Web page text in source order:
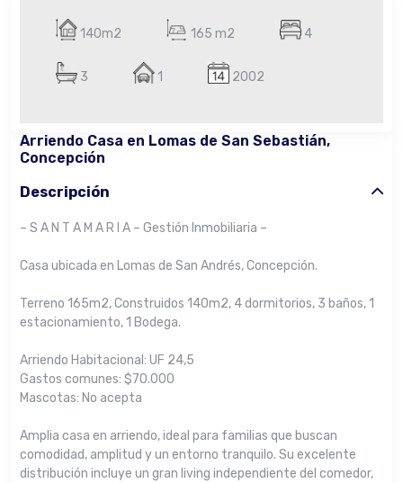
140m2 165 m2 4
3 1 2002
Arriendo Casa en Lomas de San Sebastián,
Concepción
Descripción
– S A N T A M A R I A – Gestión Inmobiliaria –
Casa ubicada en Lomas de San Andrés, Concepción.
Terreno 165m2, Construidos 140m2, 4 dormitorios, 3 baños, 1
estacionamiento, 1 Bodega.
Arriendo Habitacional: UF 24,5
Gastos comunes: $70.000
Mascotas: No acepta
Amplia casa en arriendo, ideal para familias que buscan
comodidad, amplitud y un entorno tranquilo. Su excelente
distribución incluye un gran living independiente del comedor,